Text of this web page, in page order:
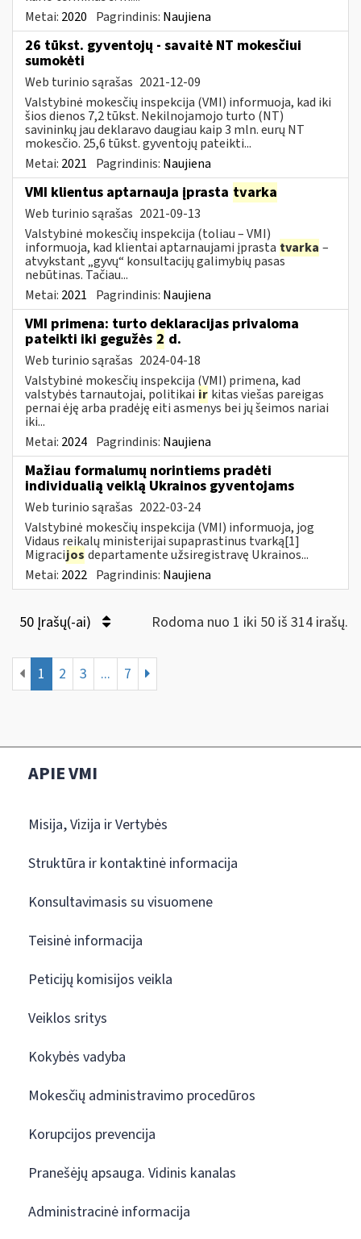
Metai: 2020 Pagrindinis: Naujiena
26 tūkst. gyventojų - savaitė NT mokesčiui
sumokėti
Web turinio sąrašas 2021-12-09
Valstybinė mokesčių inspekcija (VMI) informuoja, kad iki
šios dienos 7,2 tūkst. Nekilnojamojo turto (NT)
savininkų jau deklaravo daugiau kaip 3 mln. eurų NT
mokesčio. 25,6 tūkst. gyventojų pateikti...
Metai: 2021 Pagrindinis: Naujiena
VMI klientus aptarnauja įprasta tvarka
Web turinio sąrašas 2021-09-13
Valstybinė mokesčių inspekcija (toliau – VMI)
informuoja, kad klientai aptarnaujami įprasta tvarka –
atvykstant „gyvų“ konsultacijų galimybių pasas
nebūtinas. Tačiau...
Metai: 2021 Pagrindinis: Naujiena
VMI primena: turto deklaracijas privaloma
pateikti iki gegužės 2 d.
Web turinio sąrašas 2024-04-18
Valstybinė mokesčių inspekcija (VMI) primena, kad
valstybės tarnautojai, politikai ir kitas viešas pareigas
pernai ėję arba pradėję eiti asmenys bei jų šeimos nariai
iki...
Metai: 2024 Pagrindinis: Naujiena
Mažiau formalumų norintiems pradėti
individualią veiklą Ukrainos gyventojams
Web turinio sąrašas 2022-03-24
Valstybinė mokesčių inspekcija (VMI) informuoja, jog
Vidaus reikalų ministerijai supaprastinus tvarką[1]
Migracijos departamente užsiregistravę Ukrainos...
Metai: 2022 Pagrindinis: Naujiena
50 Įrašų(-ai) Rodoma nuo 1 iki 50 iš 314 irašų.
1 2 3 ... 7
APIE VMI
Misija, Vizija ir Vertybės
Struktūra ir kontaktinė informacija
Konsultavimasis su visuomene
Teisinė informacija
Peticijų komisijos veikla
Veiklos sritys
Kokybės vadyba
Mokesčių administravimo procedūros
Korupcijos prevencija
Pranešėjų apsauga. Vidinis kanalas
Administracinė informacija